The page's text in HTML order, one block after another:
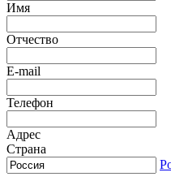
Имя
Отчество
E-mail
Телефон
Адрес
Страна